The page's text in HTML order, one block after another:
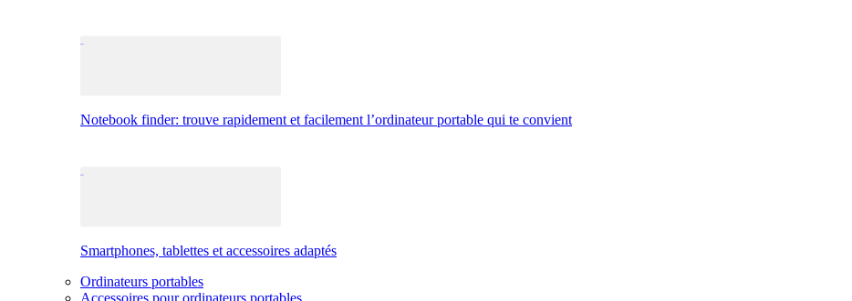
Notebook finder: trouve rapidement et facilement l’ordinateur portable qui te convient
Smartphones, tablettes et accessoires adaptés
Ordinateurs portables
Accessoires pour ordinateurs portables